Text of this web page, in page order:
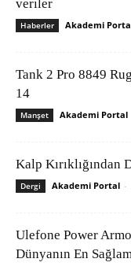
veriler
Haberler Akademi
Tank 2 Pro 8849
14
Manşet Akademi Portal
Kalp Kırıklığından
Dergi Akademi Portal -
Ulefone Power
Dünyanın En